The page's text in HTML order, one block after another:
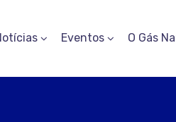
Eventos O Gás